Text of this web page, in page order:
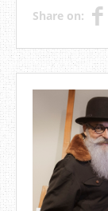
Share on: